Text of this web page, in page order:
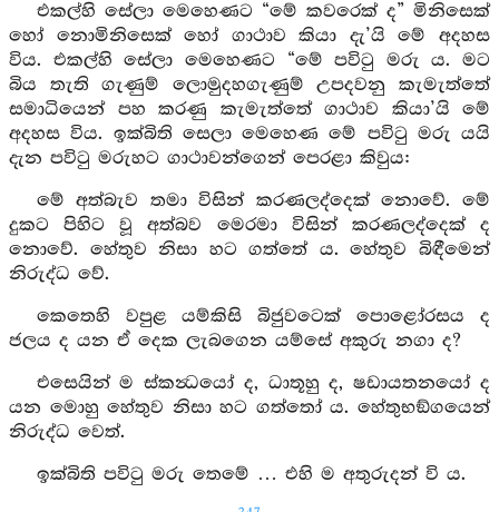
එකල්හි සේලා මෙහෙණට “මේ කවරෙක් ද” මිනිසෙක්
හෝ නොමිනිසෙක් හෝ ගාථාව කියා දැ’යි මේ අදහස
විය. එකල්හි සේලා මෙහෙණට “මේ පවිටු මරු ය. මට
බිය තැති ගැණුම් ලොමුදහගැණුම් උපදවනු කැමැත්තේ
සමාධියෙන් පහ කරණු කැමැත්තේ ගාථාව කියා’යි මේ
අදහස විය. ඉක්බිති සෙලා මෙහෙණ මේ පවිටු මරු යයි
දැන පවිටු මරුහට ගාථාවන්ගෙන් පෙරළා කිවුය:
මේ අත්බැව තමා විසින් කරණලද්දෙක් නොවේ. මේ
දුකට පිහිට වූ අත්බව මෙරමා විසින් කරණලද්දෙක් ද
නොවේ. හේතුව නිසා හට ගත්තේ ය. හේතුව බිඳීමෙන්
නිරුද්ධ වේ.
කෙතෙහි වපුළ යම්කිසි බිජුවටෙක් පොළෝරසය ද
ජලය ද යන ඒ දෙක ලැබගෙන යම්සේ අකුරු නගා ද?
එසෙයින් ම ස්කන්‍ධයෝ ද, ධාතූහු ද, ෂඩායතනයෝ ද
යන මොහු හේතුව නිසා හට ගත්තෝ ය. හේතුභඞ්ගයෙන්
නිරුද්ධ වෙත්.
ඉක්බිති පවිටු මරු තෙමේ … එහි ම අතුරුදන් වි ය.